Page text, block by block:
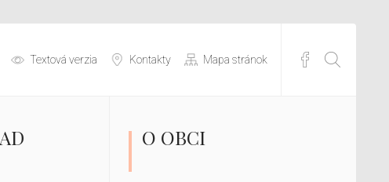
Textová verzia Kontakty Mapa stránok
O OBCI